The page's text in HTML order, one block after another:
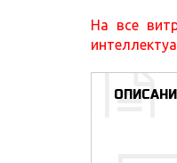
На все